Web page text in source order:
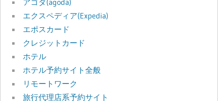
エクスペディア(Expedia)
エポスカード
クレジットカード
ホテル
ホテル予約サイト全般
リモートワーク
旅行代理店系予約サイト